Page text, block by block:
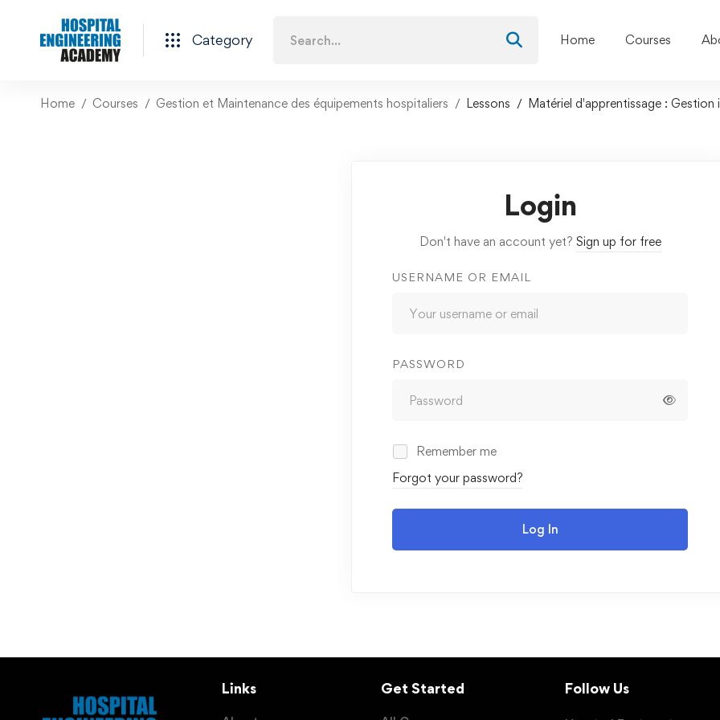
Category Home Courses
Home Courses Gestion et Maintenance des équipements hospitaliers Lessons Matériel d'apprentissage :
Login
Don't have an account yet? Sign up for free
USERNAME OR EMAIL
PASSWORD
Remember me
Forgot your password?
Log In
Links Get Started Follow Us